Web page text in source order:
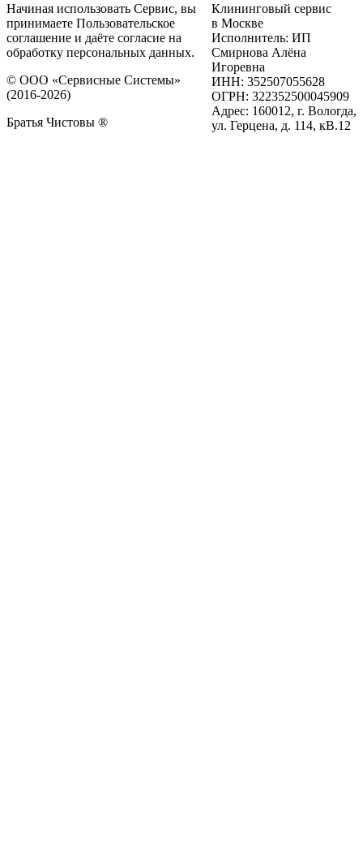
Начиная использовать Сервис, вы
принимаете Пользовательское
соглашение и даёте согласие на
обработку персональных данных.
© ООО «Сервисные Системы»
(2016-2026)
Братья Чистовы ®
Клининговый сервис
в Москве
Исполнитель: ИП
Смирнова Алёна
Игоревна
ИНН: 352507055628
ОГРН: 322352500045909
Адрес: 160012, г. Вологда,
ул. Герцена, д. 114, кВ.12